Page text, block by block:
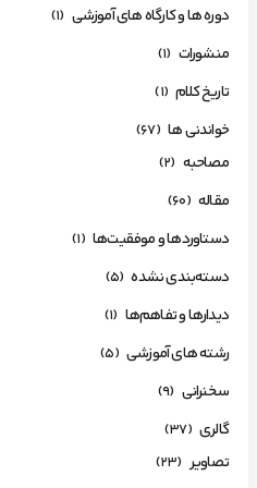
دوره ها و کارگاه های آموزشی (1)
منشورات (1)
تاریخ کلام (1)
خواندنی ها (67)
مصاحبه (2)
مقاله (60)
دستاوردها و موفقیت‌ها (1)
دسته‌بندی نشده (5)
دیدارها و تفاهم‌ها (1)
رشته های آموزشی (5)
سخنرانی (9)
گالری (37)
تصاویر (23)